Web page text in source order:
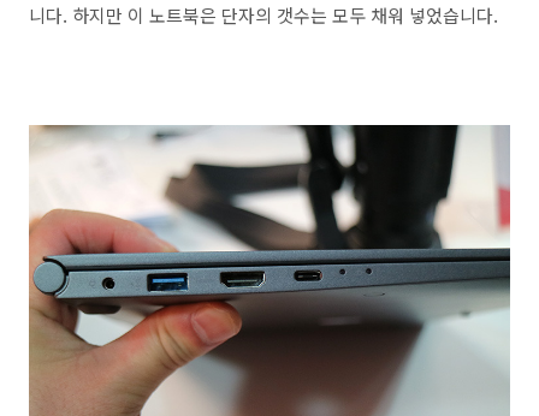
니다. 하지만 이 노트북은 단자의 갯수는 모두 채워 넣었습니다.